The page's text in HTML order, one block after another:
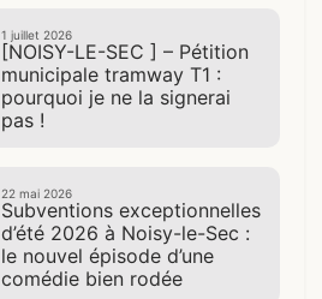
1 juillet 2026
[NOISY-LE-SEC ] – Pétition
municipale tramway T1 :
pourquoi je ne la signerai
pas !
22 mai 2026
Subventions exceptionnelles
d’été 2026 à Noisy-le-Sec :
le nouvel épisode d’une
comédie bien rodée